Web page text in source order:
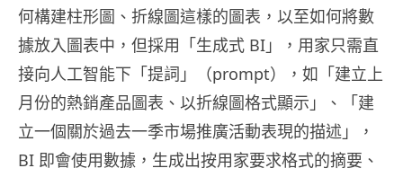
何構建柱形圖、折線圖這樣的圖表，以至如何將數
據放入圖表中，但採用「生成式 BI」，用家只需直
接向人工智能下「提詞」（prompt），如「建立上
月份的熱銷產品圖表、以折線圖格式顯示」、「建
立一個關於過去一季市場推廣活動表現的描述」，
BI 即會使用數據，生成出按用家要求格式的摘要、